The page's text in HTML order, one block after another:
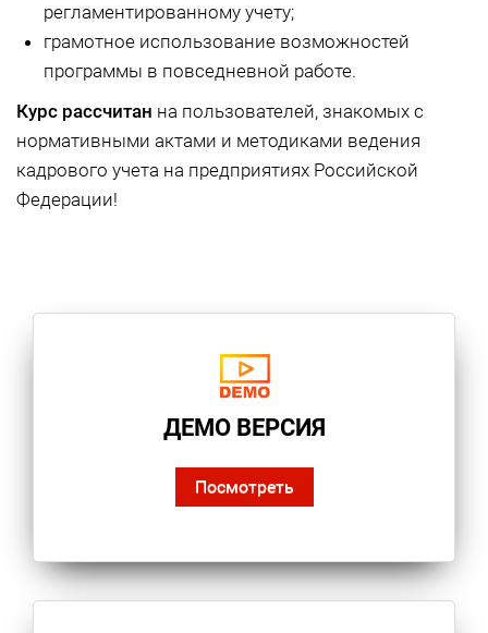
регламентированному учету;
грамотное использование возможностей
программы в повседневной работе.
Курс рассчитан на пользователей, знакомых с
нормативными актами и методиками ведения
кадрового учета на предприятиях Российской
Федерации!
ДЕМО ВЕРСИЯ
Посмотреть